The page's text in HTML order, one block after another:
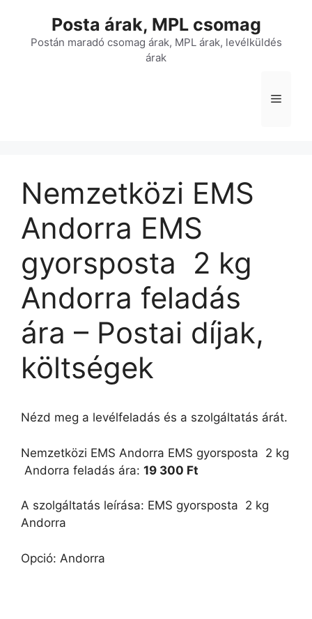
tartalomba
Posta árak, MPL csomag
Postán maradó csomag árak, MPL árak, levélküldés
árak
Menü
Nemzetközi EMS
Andorra EMS
gyorsposta  2 kg 
Andorra feladás
ára – Postai díjak,
költségek
Nézd meg a levélfeladás és a szolgáltatás árát.
Nemzetközi EMS Andorra EMS gyorsposta  2 kg
 Andorra feladás ára: 19 300 Ft
A szolgáltatás leírása: EMS gyorsposta  2 kg 
Andorra
Opció: Andorra